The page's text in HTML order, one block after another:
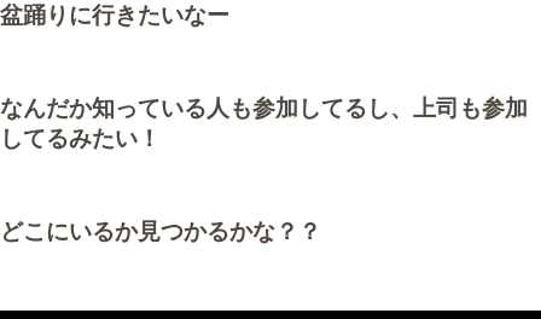
盆踊りに行きたいなー
なんだか知っている人も参加してるし、上司も参加
してるみたい！
どこにいるか見つかるかな？？